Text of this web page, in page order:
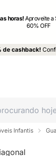
horas!Aproveite a
60% OFF
de cashback!
Infantis